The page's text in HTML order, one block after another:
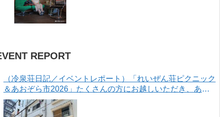
REPORT
（冷泉荘日記／イベントレポート）「れいぜん荘ピクニック
＆あおぞら市2026」たくさんの方にお越しいただき、あり
がとうございました！